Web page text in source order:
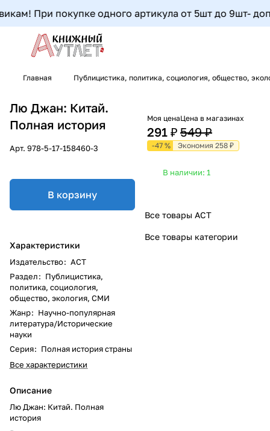
При покупке одного артикула от 5шт до 9шт-
Главная Публицистика, политика, социология, общество,
Лю Джан: Китай.
Полная история
Арт. 978-5-17-158460-3
В корзину
Характеристики
Издательство: АСТ
Раздел: Публицистика,
политика, социология,
общество, экология, СМИ
Жанр: Научно-популярная
литература/Исторические
науки
Серия: Полная история страны
Все характеристики
Описание
Лю Джан: Китай. Полная
история
Моя цена
291 ₽
Цена в магазинах
549 ₽
-47 % Экономия 258 ₽
В наличии: 1
Все товары АСТ
Все товары категории